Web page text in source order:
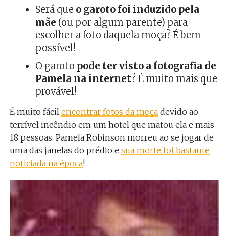
Será que o garoto foi induzido pela
mãe (ou por algum parente) para
escolher a foto daquela moça? É bem
possível!
O garoto pode ter visto a fotografia de
Pamela na internet? É muito mais que
provável!
É muito fácil encontrar fotos da moçadevido ao
terrível incêndio em um hotel que matou ela e mais
18 pessoas. Pamela Robinson morreu ao se jogar de
uma das janelas do prédio e sua morte foi bastante
noticiada na época!